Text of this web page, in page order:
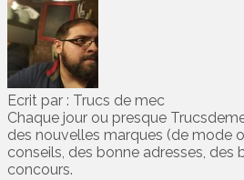
Ecrit par : Trucs de mec
Chaque jour ou presque
des nouvelles marques (de mode
conseils, des bonne adresses, des
concours.